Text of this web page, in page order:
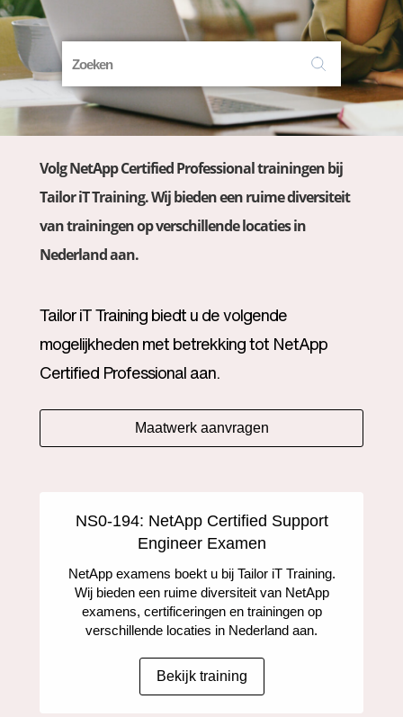
Volg NetApp Certified Professional trainingen bij
Tailor iT Training. Wij bieden een ruime diversiteit
van trainingen op verschillende locaties in
Nederland aan.
Tailor iT Training biedt u de volgende
mogelijkheden met betrekking tot NetApp
Certified Professional aan.
Maatwerk aanvragen
NS0-194: NetApp Certified Support
Engineer Examen
NetApp examens boekt u bij Tailor iT Training.
Wij bieden een ruime diversiteit van NetApp
examens, certificeringen en trainingen op
verschillende locaties in Nederland aan.
Bekijk training